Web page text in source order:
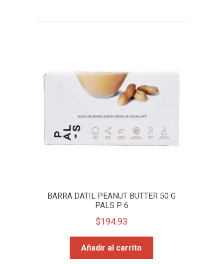
BARRA DATIL PEANUT BUTTER 50 G
PALS P 6
$194.93
Añadir al carrito